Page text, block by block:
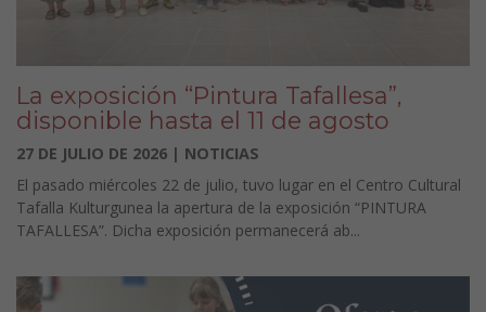
La exposición “Pintura Tafallesa”,
disponible hasta el 11 de agosto
27 DE JULIO DE 2026 | NOTICIAS
El pasado miércoles 22 de julio, tuvo lugar en el Centro Cultural
Tafalla Kulturgunea la apertura de la exposición “PINTURA
TAFALLESA”. Dicha exposición permanecerá ab...